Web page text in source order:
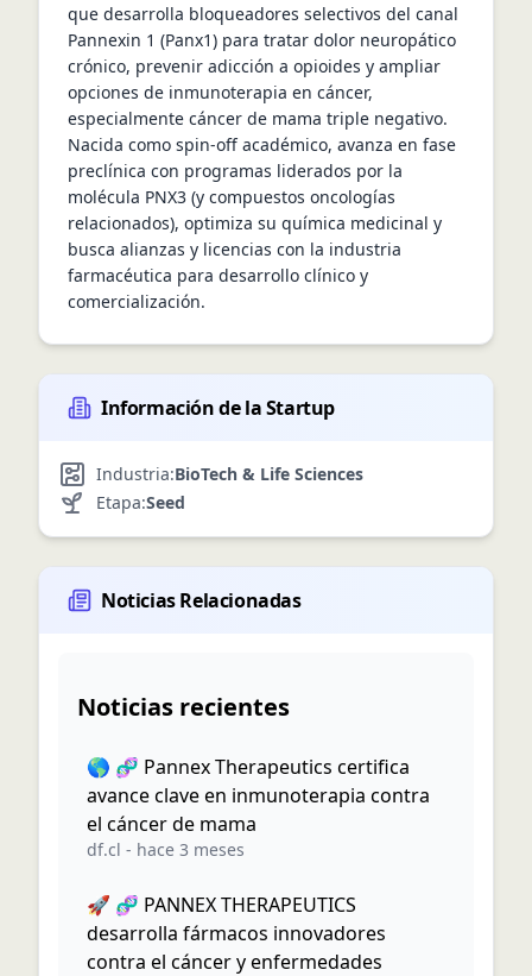
que desarrolla bloqueadores selectivos del canal
Pannexin 1 (Panx1) para tratar dolor neuropático
crónico, prevenir adicción a opioides y ampliar
opciones de inmunoterapia en cáncer,
especialmente cáncer de mama triple negativo.
Nacida como spin-off académico, avanza en fase
preclínica con programas liderados por la
molécula PNX3 (y compuestos oncologías
relacionados), optimiza su química medicinal y
busca alianzas y licencias con la industria
farmacéutica para desarrollo clínico y
comercialización.
Información de la Startup
Industria:BioTech & Life Sciences
Etapa:Seed
Noticias Relacionadas
Noticias recientes
🌎 🧬 Pannex Therapeutics certifica
avance clave en inmunoterapia contra
el cáncer de mama
df.cl - hace 3 meses
🚀 🧬 PANNEX THERAPEUTICS
desarrolla fármacos innovadores
contra el cáncer y enfermedades